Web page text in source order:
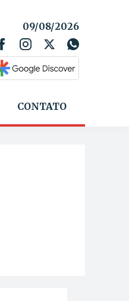
09/08/2026
CONTATO